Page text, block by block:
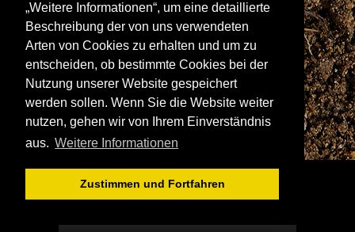
„Weitere Informationen“, um eine detaillierte
Beschreibung der von uns verwendeten
Arten von Cookies zu erhalten und um zu
entscheiden, ob bestimmte Cookies bei der
Nutzung unserer Website gespeichert
werden sollen. Wenn Sie die Website weiter
nutzen, gehen wir von Ihrem Einverständnis
aus. Weitere Informationen
Zustimmen und Fortfahren
Spitalstraße 15
D-97421 Schweinfurt
Tel +49-9721 60555-60
Fax +49-9721 60555-99
E-Mail: info@wolf-moebel.de